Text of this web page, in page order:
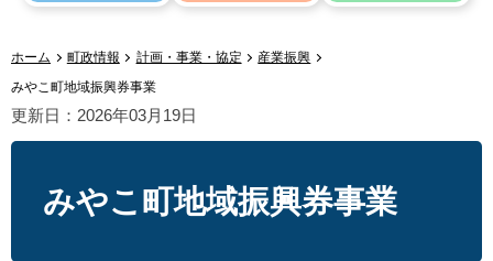
ホーム 町政情報 計画・事業・協定
産業振興
みやこ町地域振興券事業
更新日：2026年03月19日
みやこ町地域振興券事業